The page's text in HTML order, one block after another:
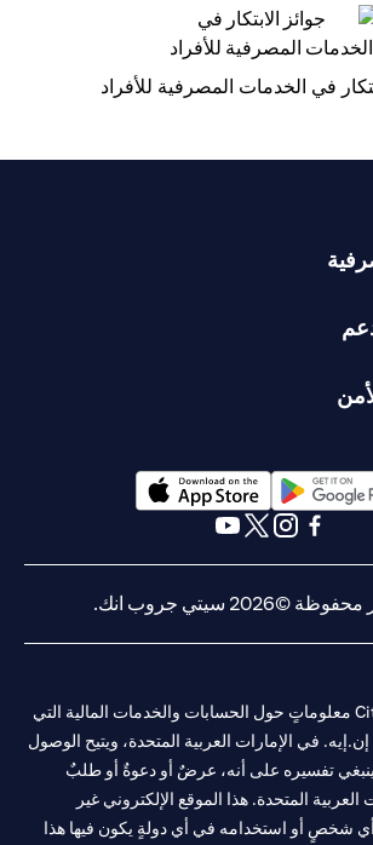
في الخدمات المصرفية للأفراد
opens in a new
opens in a new tab
سيتي جروب انك.
يوفر موقع Citibank.ae معلوماتٍ حول الحسابات والخدمات المالية التي
في الإمارات العربية المتحدة، ويتيح الوصول
ينبغي تفسيره على أنه، عرضٌ أو دعوةٌ أو طلبٌ
المتحدة. هذا الموقع الإلكتروني غير
شخصٍ أو استخدامه في أي دولةٍ يكون فيها هذا